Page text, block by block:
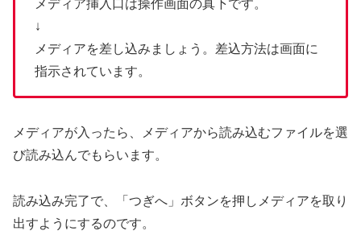
メディア挿入口は操作画面の真下です。
↓
メディアを差し込みましょう。差込方法は画面に
指示されています。
メディアが入ったら、メディアから読み込むファイルを選
び読み込んでもらいます。
読み込み完了で、「つぎへ」ボタンを押しメディアを取り
出すようにするのです。